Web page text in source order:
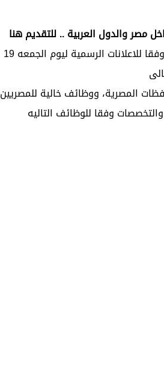
مصر والدول العربية .. للتقديم هنا
ننشر وظائف جريدة الاهرام الاسبوعيه لجميع المؤهلات العلميه وفقا للاعلانات الرسمية ليوم الجمعه 19
المصرية، ووظائف خالية للمصريين
وفقا للوظائف التاليه